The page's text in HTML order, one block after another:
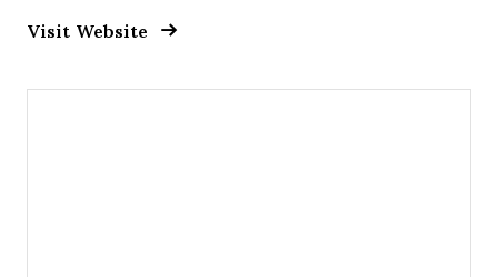
Visit Website Opens New Window